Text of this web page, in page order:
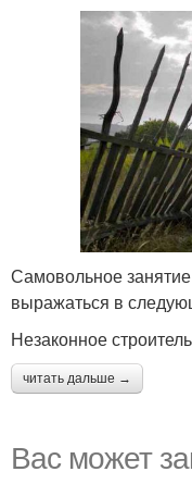
Самовольное
выражаться в
Незаконное
читать дальше →
Вас может